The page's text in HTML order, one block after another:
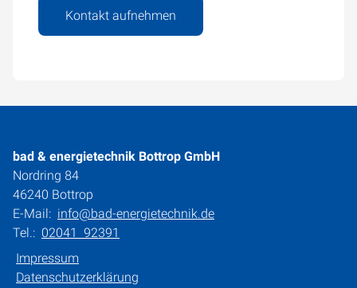
Kontakt aufnehmen
bad & energietechnik Bottrop GmbH
Nordring 84
46240 Bottrop
E-Mail: info@bad-energietechnik.de
Tel.: 02041 92391
Impressum
Datenschutzerklärung